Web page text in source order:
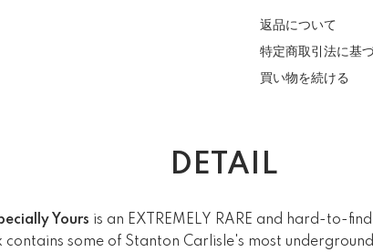
返品について
特定商取引法に基
買い物を続ける
DETAIL
Yours is an EXTREMELY RARE and hard-to-
contains some of Stanton Carlisle's most